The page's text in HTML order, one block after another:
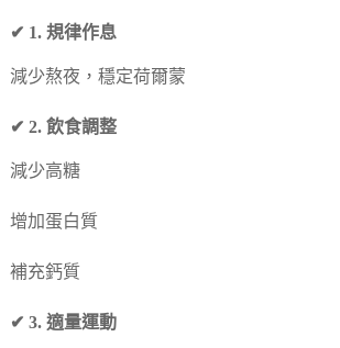
✔ 1. 規律作息
減少熬夜，穩定荷爾蒙
✔ 2. 飲食調整
減少高糖
增加蛋白質
補充鈣質
✔ 3. 適量運動